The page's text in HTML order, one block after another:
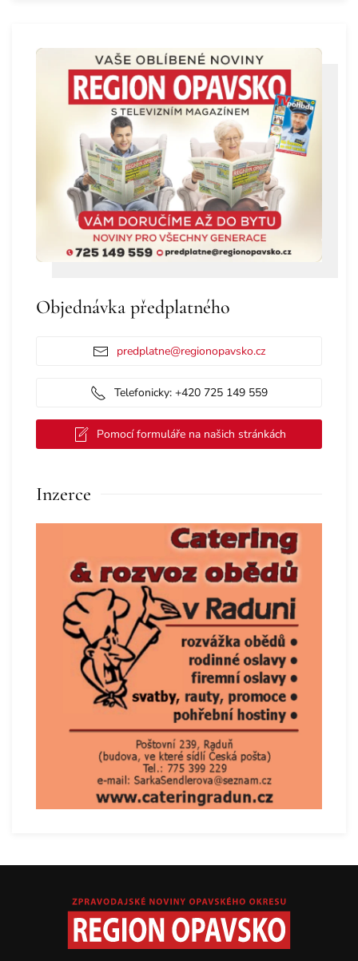
Objednávka předplatného
predplatne@regionopavsko.cz
Telefonicky: +420 725 149 559
Pomocí formuláře na našich stránkách
Inzerce